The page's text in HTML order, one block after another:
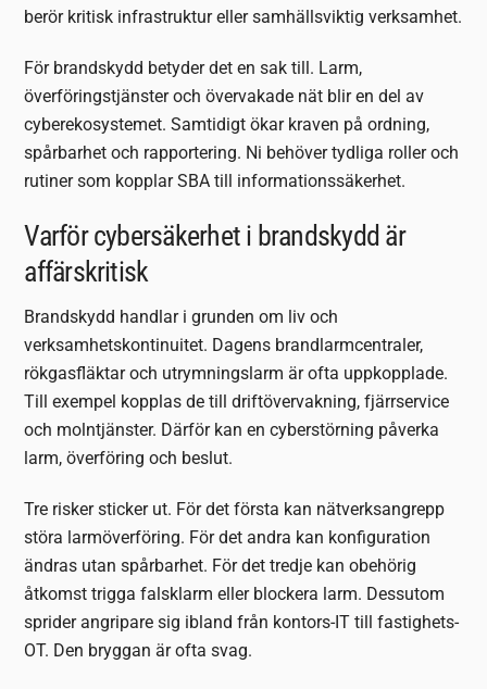
berör kritisk infrastruktur eller samhällsviktig verksamhet.
För brandskydd betyder det en sak till. Larm,
överföringstjänster och övervakade nät blir en del av
cyberekosystemet. Samtidigt ökar kraven på ordning,
spårbarhet och rapportering. Ni behöver tydliga roller och
rutiner som kopplar SBA till informationssäkerhet.
Varför cybersäkerhet i brandskydd är
affärskritisk
Brandskydd handlar i grunden om liv och
verksamhetskontinuitet. Dagens brandlarmcentraler,
rökgasfläktar och utrymningslarm är ofta uppkopplade.
Till exempel kopplas de till driftövervakning, fjärrservice
och molntjänster. Därför kan en cyberstörning påverka
larm, överföring och beslut.
Tre risker sticker ut. För det första kan nätverksangrepp
störa larmöverföring. För det andra kan konfiguration
ändras utan spårbarhet. För det tredje kan obehörig
åtkomst trigga falsklarm eller blockera larm. Dessutom
sprider angripare sig ibland från kontors-IT till fastighets-
OT. Den bryggan är ofta svag.